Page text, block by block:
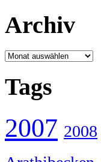
Archiv
Archiv
Tags
2007 2008